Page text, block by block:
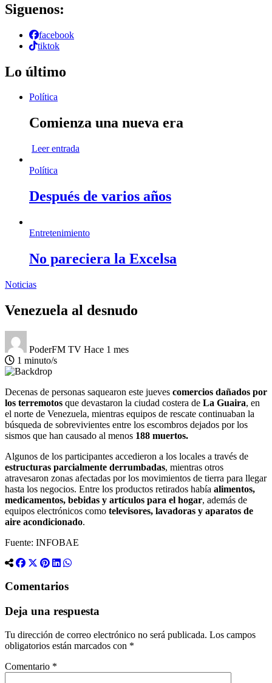
Siguenos:
facebook
tiktok
Lo último
Política
Comienza una nueva era
Leer entrada
Política
Después de varios años
Entretenimiento
No pareciera la Excelsa
Noticias
Venezuela al desnudo
PoderFM TV Hace 1 mes
1 minuto/s
Decenas de personas saquearon este jueves comercios dañados por
los terremotos que devastaron la ciudad costera de La Guaira, en
el norte de Venezuela, mientras equipos de rescate continuaban la
búsqueda de sobrevivientes entre los escombros dejados por los
sismos que han causado al menos 188 muertos.
Algunos de los participantes accedieron a los locales a través de
estructuras parcialmente derrumbadas, mientras otros
atravesaron zonas afectadas por los movimientos de tierra para llegar
hasta los negocios. Entre los productos retirados había alimentos,
medicamentos, bebidas y artículos para el hogar, además de
equipos electrónicos como televisores, lavadoras y aparatos de
aire acondicionado.
Fuente: INFOBAE
Comentarios
Deja una respuesta
Tu dirección de correo electrónico no será publicada. Los campos
obligatorios están marcados con *
Comentario *